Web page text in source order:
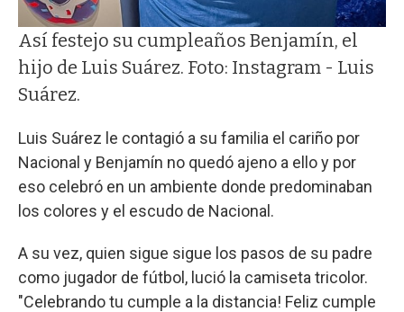
Así festejo su cumpleaños Benjamín, el
hijo de Luis Suárez. Foto: Instagram - Luis
Suárez.
Luis Suárez le contagió a su familia el cariño por
Nacional y Benjamín no quedó ajeno a ello y por
eso celebró en un ambiente donde predominaban
los colores y el escudo de Nacional.
A su vez, quien sigue sigue los pasos de su padre
como jugador de fútbol, lució la camiseta tricolor.
"Celebrando tu cumple a la distancia! Feliz cumple